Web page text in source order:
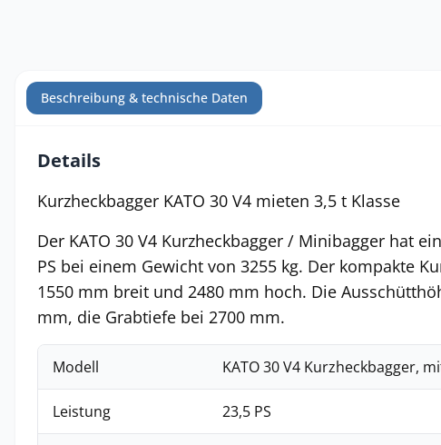
Beschreibung & technische Daten
Details
Kurzheckbagger KATO 30 V4 mieten 3,5 t Klasse
Der KATO 30 V4 Kurzheckbagger / Minibagger hat
PS bei einem Gewicht von 3255 kg. Der kompakte
1550 mm breit und 2480 mm hoch. Die
mm, die Grabtiefe bei 2700 mm.
Modell KATO 30 V4 Kurzheckbagger,
Leistung 23,5 PS